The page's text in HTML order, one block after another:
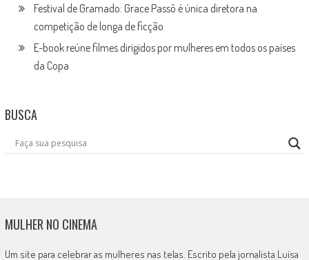
Festival de Gramado: Grace Passô é única diretora na
competição de longa de ficção
E-book reúne filmes dirigidos por mulheres em todos os países
da Copa
BUSCA
MULHER NO CINEMA
Um site para celebrar as mulheres nas telas. Escrito pela jornalista Luísa